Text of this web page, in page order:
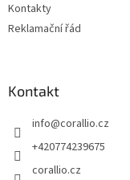
Kontakty
Reklamační řád
Kontakt
info@corallio.cz
+420774239675
corallio.cz